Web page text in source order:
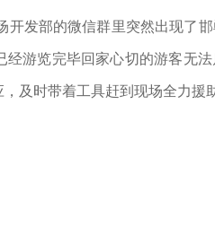
发部的微信群里突然出现了邯
游览完毕回家心切的游客无
及时带着工具赶到现场全力援